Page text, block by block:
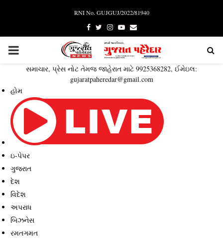
RNI No. GUJGUJ/2022/81940
Facebook
TwitterInstagram
YoutubeEmail
PRIMARY
MENU
સમાચાર, પ્રેસ નોટ તેમજ જાહેરાત માટે 9925368282, ઈમેઇલ:
gujaratpaheredar@gmail.com
હોમ
ઇ-પેપર
ગુજરાત
દેશ
વિદેશ
અપરાધ
બિઝનેસ
રમતગમત